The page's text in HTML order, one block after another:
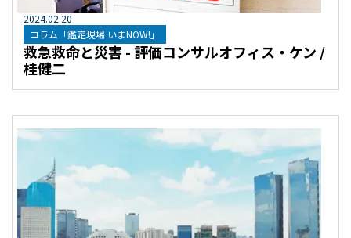
2024.02.20
コラム「鑑定現場 いまNOW!」
救急救命と災害 - 評価コンサルオフィス・ケン /
桂健二